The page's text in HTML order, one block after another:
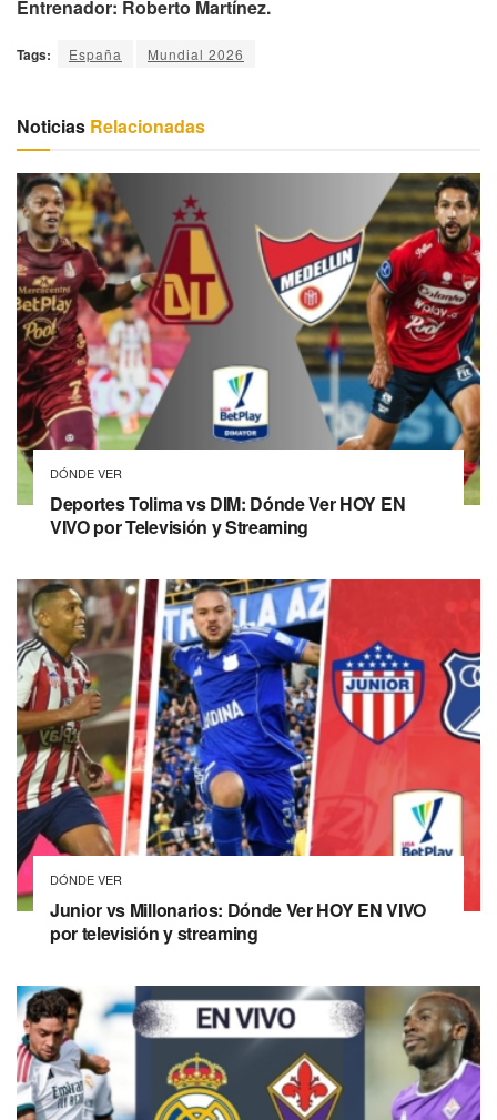
Entrenador: Roberto Martínez.
Tags: España Mundial 2026
Noticias Relacionadas
DÓNDE VER
Deportes Tolima vs DIM: Dónde Ver HOY EN
VIVO por Televisión y Streaming
DÓNDE VER
Junior vs Millonarios: Dónde Ver HOY EN VIVO
por televisión y streaming